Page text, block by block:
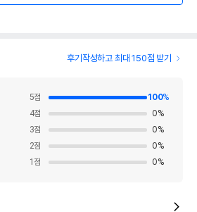
후기작성하고 최대 150점 받기
5점 100%
4점 0%
3점 0%
2점 0%
1 점 0%